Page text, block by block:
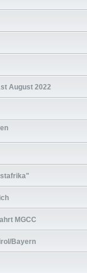
August 2022
MGCC
Bayern